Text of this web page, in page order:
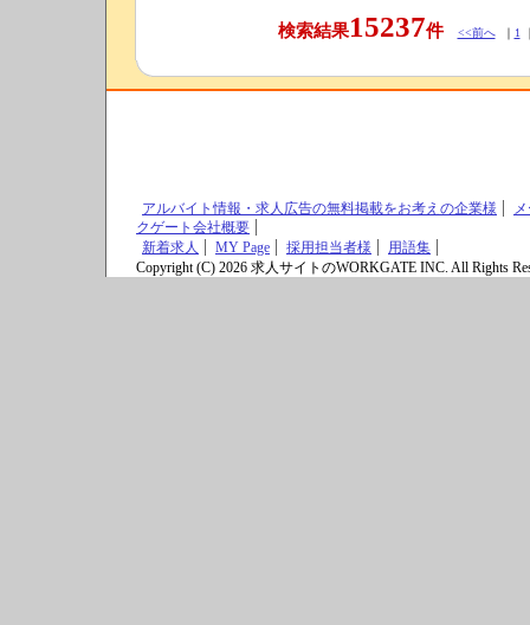
検索結果15237件 <<前へ｜ 1
アルバイト情報・求人広告の無料掲載をお考えの企業様
クゲート会社概要
新着求人
MY Page 採用担当者様
用語集
Copyright (C) 2026 求人サイトのWORKGATE INC. All Rights